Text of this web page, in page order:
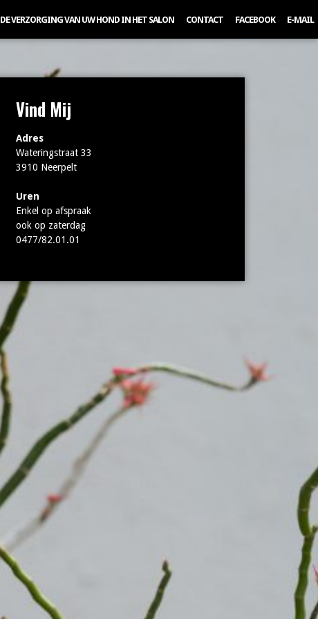
DE VERZORGING VAN UW HOND IN HET SALON CONTACT FACEBOOK E-MAIL
Vind Mij
Adres
Wateringstraat 33
3910 Neerpelt
Uren
Enkel op afspraak
ook op zaterdag
0477/82.01.01